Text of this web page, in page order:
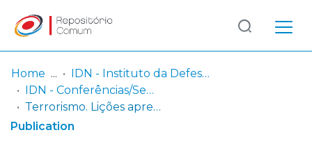
Communities
& Collections
Log
In
(current)
Home
IDN - Instituto da Defesa Nacional
IDN - Conferências/Seminários (vídeo)
Terrorismo. Lições aprendidas e oportunidades perdidas vinte anos após o 11 de setembro
Publication